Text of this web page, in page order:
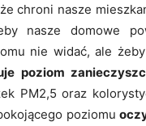
chroni nasze
nasze domowe
nie widać, ale
poziom
PM2,5 oraz
poziomu